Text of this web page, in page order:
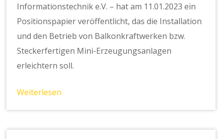
Informationstechnik e.V. – hat am 11.01.2023 ein
Positionspapier veröffentlicht, das die Installation
und den Betrieb von Balkonkraftwerken bzw.
Steckerfertigen Mini-Erzeugungsanlagen
erleichtern soll.
Weiterlesen